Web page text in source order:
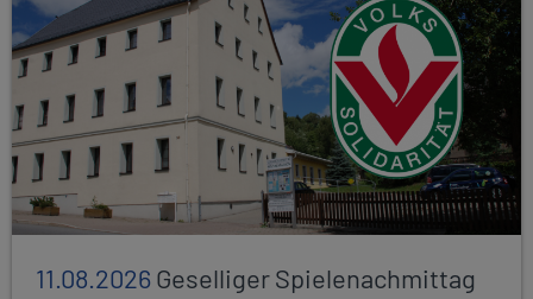
11.08.2026Geselliger Spielenachmittag